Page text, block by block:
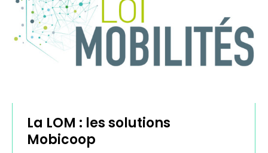
La LOM : les solutions
Mobicoop